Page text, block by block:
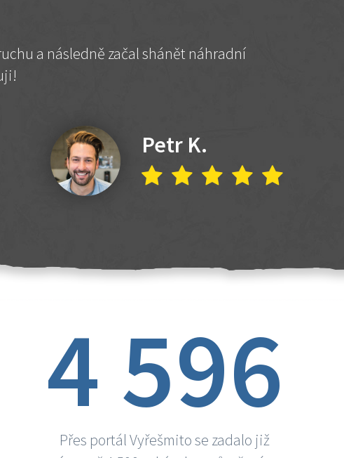
a následně začal shánět náhradní
Petr K.
4 596
Přes portál Vyřešmito se zadalo již